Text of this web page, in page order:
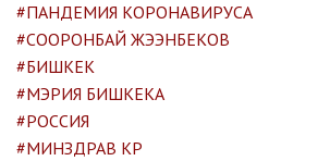
#ПАНДЕМИЯ КОРОНАВИРУСА
#СООРОНБАЙ ЖЭЭНБЕКОВ
#БИШКЕК
#МЭРИЯ БИШКЕКА
#РОССИЯ
#МИНЗДРАВ КР